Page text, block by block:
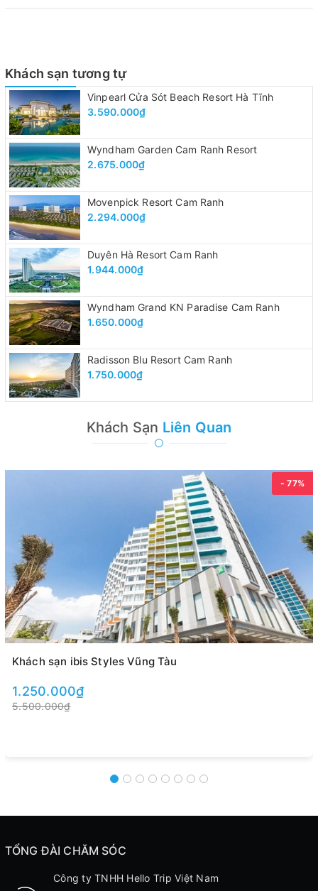
Khách sạn tương tự
Vinpearl Cửa Sót Beach Resort Hà Tĩnh
3.590.000₫
Wyndham Garden Cam Ranh Resort
2.675.000₫
Movenpick Resort Cam Ranh
2.294.000₫
Duyên Hà Resort Cam Ranh
1.944.000₫
Wyndham Grand KN Paradise Cam Ranh
1.650.000₫
Radisson Blu Resort Cam Ranh
1.750.000₫
Khách Sạn Liên Quan
- 77%
Khách sạn ibis Styles Vũng Tàu
1.250.000₫
5.500.000₫
TỔNG ĐÀI CHĂM SÓC
Công ty TNHH Hello Trip Việt Nam